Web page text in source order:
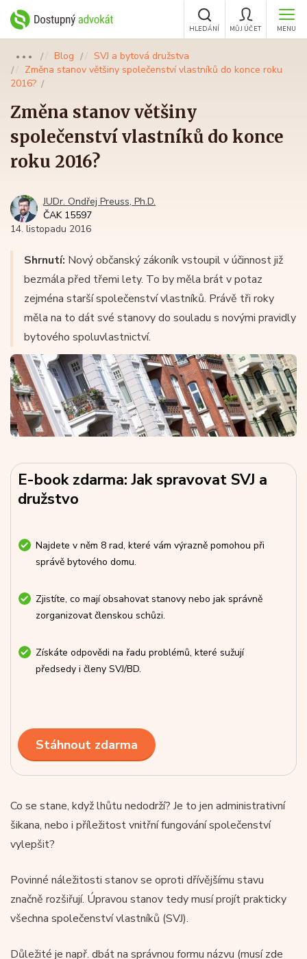
MENU
MŮJ ÚČET
HLEDÁNÍ
●●● Blog
SVJ a bytová družstva
Změna stanov většiny společenství vlastníků do konce roku
2016?
Změna stanov většiny
společenství vlastníků do konce
roku 2016?
JUDr. Ondřej Preuss, Ph.D.
ČAK 15597
14. listopadu 2016
Shrnutí: Nový občanský zákoník vstoupil v účinnost již
bezmála před třemi lety. To by měla brát v potaz
zejména starší společenství vlastníků. Právě tři roky
měla na to dát své stanovy do souladu s novými pravidly
bytového spoluvlastnictví.
E-book zdarma: Jak spravovat SVJ a
družstvo
Najdete v něm 8 rad, které vám výrazně pomohou při
správě bytového domu.
Zjistíte, co mají obsahovat stanovy nebo jak správně
zorganizovat členskou schůzi.
Získáte odpovědi na řadu problémů, které sužují
předsedy i členy SVJ/BD.
Stáhnout zdarma
Co se stane, když lhůtu nedodrží? Je to jen administrativní
šikana, nebo i příležitost vnitřní fungování společenství
vylepšit?
Povinné náležitosti stanov se oproti dřívějšímu stavu
značně rozšiřují. Úpravou stanov tedy musí projít prakticky
všechna společenství vlastníků (SVJ).
Důležité je např. dbát na správnou formu názvu (musí zde